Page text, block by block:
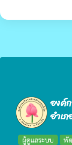
องค์
อำเ
ผู้ดูแลระบบ พั